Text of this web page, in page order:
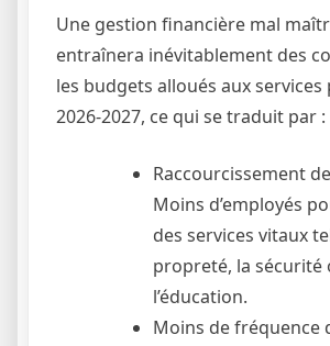
Une gestion financière mal
entraînera inévitablement des
les budgets alloués aux
2026-2027, ce qui se traduit par :
Raccourcissement
Moins d’employés
des services vitaux
propreté, la sécurité
l’éducation.
Moins de fréquence